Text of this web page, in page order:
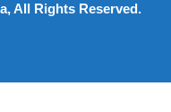
, All Rights Reserved.